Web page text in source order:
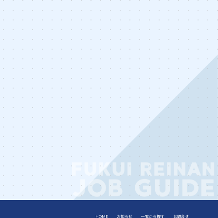
HOME お知らせ 一覧から探す お問合せ